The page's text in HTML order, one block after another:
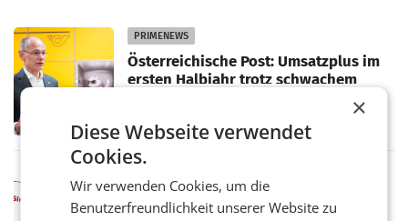
PRIMENEWS
Österreichische Post: Umsatzplus im
ersten Halbjahr trotz schwachem
WIEN Die Österreichische Post AG hat im
ersten Halbjahr 2026 einen Konzernumsatz
von 1.544,0 Mio. EUR erwirtschaftet, was
einem Plus von 3,8 Prozent gegenüber dem
Vergleichszeitraum
ProSiebenSat.1 spart und macht
überraschend viel Gewinn
×
Diese Webseite verwendet
Cookies.
Wir verwenden Cookies, um die
Benutzerfreundlichkeit unserer Website zu